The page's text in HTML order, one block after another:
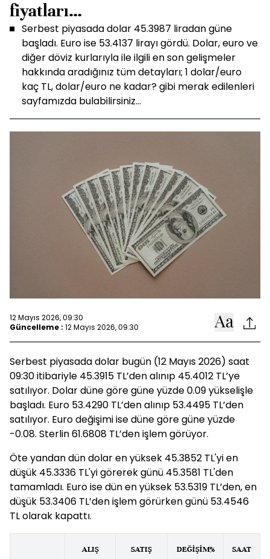
fiyatları…
Serbest piyasada dolar 45.3987 liradan güne
başladı. Euro ise 53.4137 lirayı gördü. Dolar, euro ve
diğer döviz kurlarıyla ile ilgili en son gelişmeler
hakkında aradığınız tüm detayları; 1 dolar/euro
kaç TL, dolar/euro ne kadar? gibi merak edilenleri
sayfamızda bulabilirsiniz...
12 Mayıs 2026, 09:30
Güncelleme : 12 Mayıs 2026, 09:30
Serbest piyasada dolar bugün (12 Mayıs 2026) saat
09:30 itibariyle 45.3915 TL’den alınıp 45.4012 TL’ye
satılıyor. Dolar düne göre güne yüzde 0.09 yükselişle
başladı. Euro 53.4290 TL’den alınıp 53.4495 TL’den
satılıyor. Euro değişimi ise düne göre güne yüzde
-0.08. Sterlin 61.6808 TL’den işlem görüyor.
Öte yandan dün dolar en yüksek 45.3852 TL'yi en
düşük 45.3336 TL'yi görerek günü 45.3581 TL'den
tamamladı. Euro ise dün en yüksek 53.5319 TL’den, en
düşük 53.3406 TL’den işlem görürken günü 53.4546
TL olarak kapattı.
ALIŞ SATIŞ DEĞİŞİM% SAAT